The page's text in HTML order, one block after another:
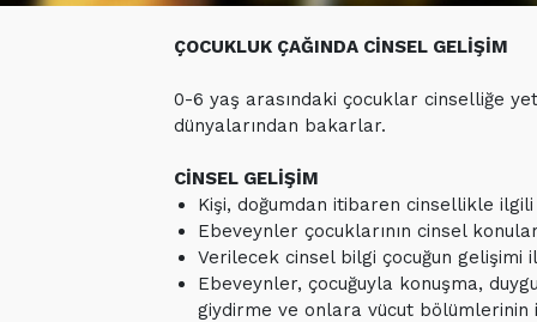
ÇOCUKLUK ÇAĞINDA CİNSEL GELİŞİM
0-6 yaş arasındaki çocuklar cinselliğe
dünyalarından bakarlar.
CİNSEL GELİŞİM
Kişi, doğumdan itibaren cinsellikle
Ebeveynler çocuklarının cinsel
Verilecek cinsel bilgi çocuğun gelişimi
Ebeveynler, çocuğuyla konuşma,
giydirme ve onlara vücut